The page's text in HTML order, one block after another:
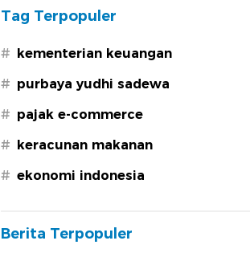
Tag Terpopuler
# kementerian keuangan
# purbaya yudhi sadewa
# pajak e-commerce
# keracunan makanan
# ekonomi indonesia
Berita Terpopuler